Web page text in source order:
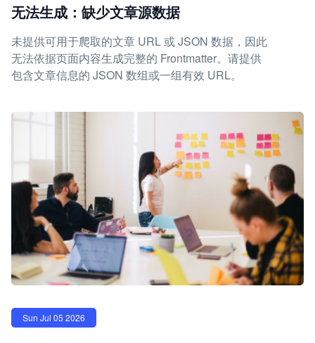
无法生成：缺少文章源数据
未提供可用于爬取的文章 URL 或 JSON 数据，因此
无法依据页面内容生成完整的 Frontmatter。请提供
包含文章信息的 JSON 数组或一组有效 URL。
Sun Jul 05 2026